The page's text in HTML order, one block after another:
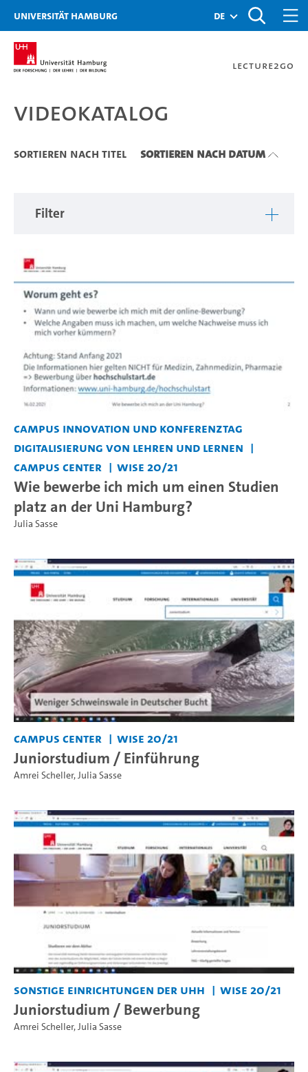
Zu den Filtern
Zur Metanavigation
Zur Hauptnavigation
Zur Suche
Zum Inhalt
Zum Seitenfuss
Universität Hamburg de
Lecture2Go
Videokatalog
Videokatalog
Sortieren nach Titel Sortieren nach Datum
Filter
Campus Innovation und Konferenztag
Digitalisierung von Lehren und Lernen
Campus Center
WiSe 20/21
Wie bewerbe ich mich um einen Studien
platz an der Uni Hamburg?
Julia Sasse
Campus Center WiSe 20/21
Juniorstudium / Einführung
Amrei Scheller,Julia Sasse
Sonstige Einrichtungen der UHH WiSe 20/21
Juniorstudium / Bewerbung
Amrei Scheller,Julia Sasse